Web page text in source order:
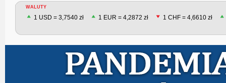
WALUTY
1 USD = 3,7540 zł 1 EUR = 4,2872 zł 1 CHF = 4,6610 zł